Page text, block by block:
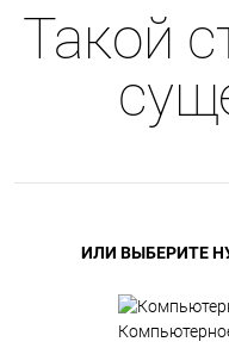
Такой
ИЛИ ВЫБЕРИТЕ